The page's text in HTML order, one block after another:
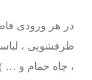
در هر ورودی
ظرفشویی ،
، چاه حمام و …